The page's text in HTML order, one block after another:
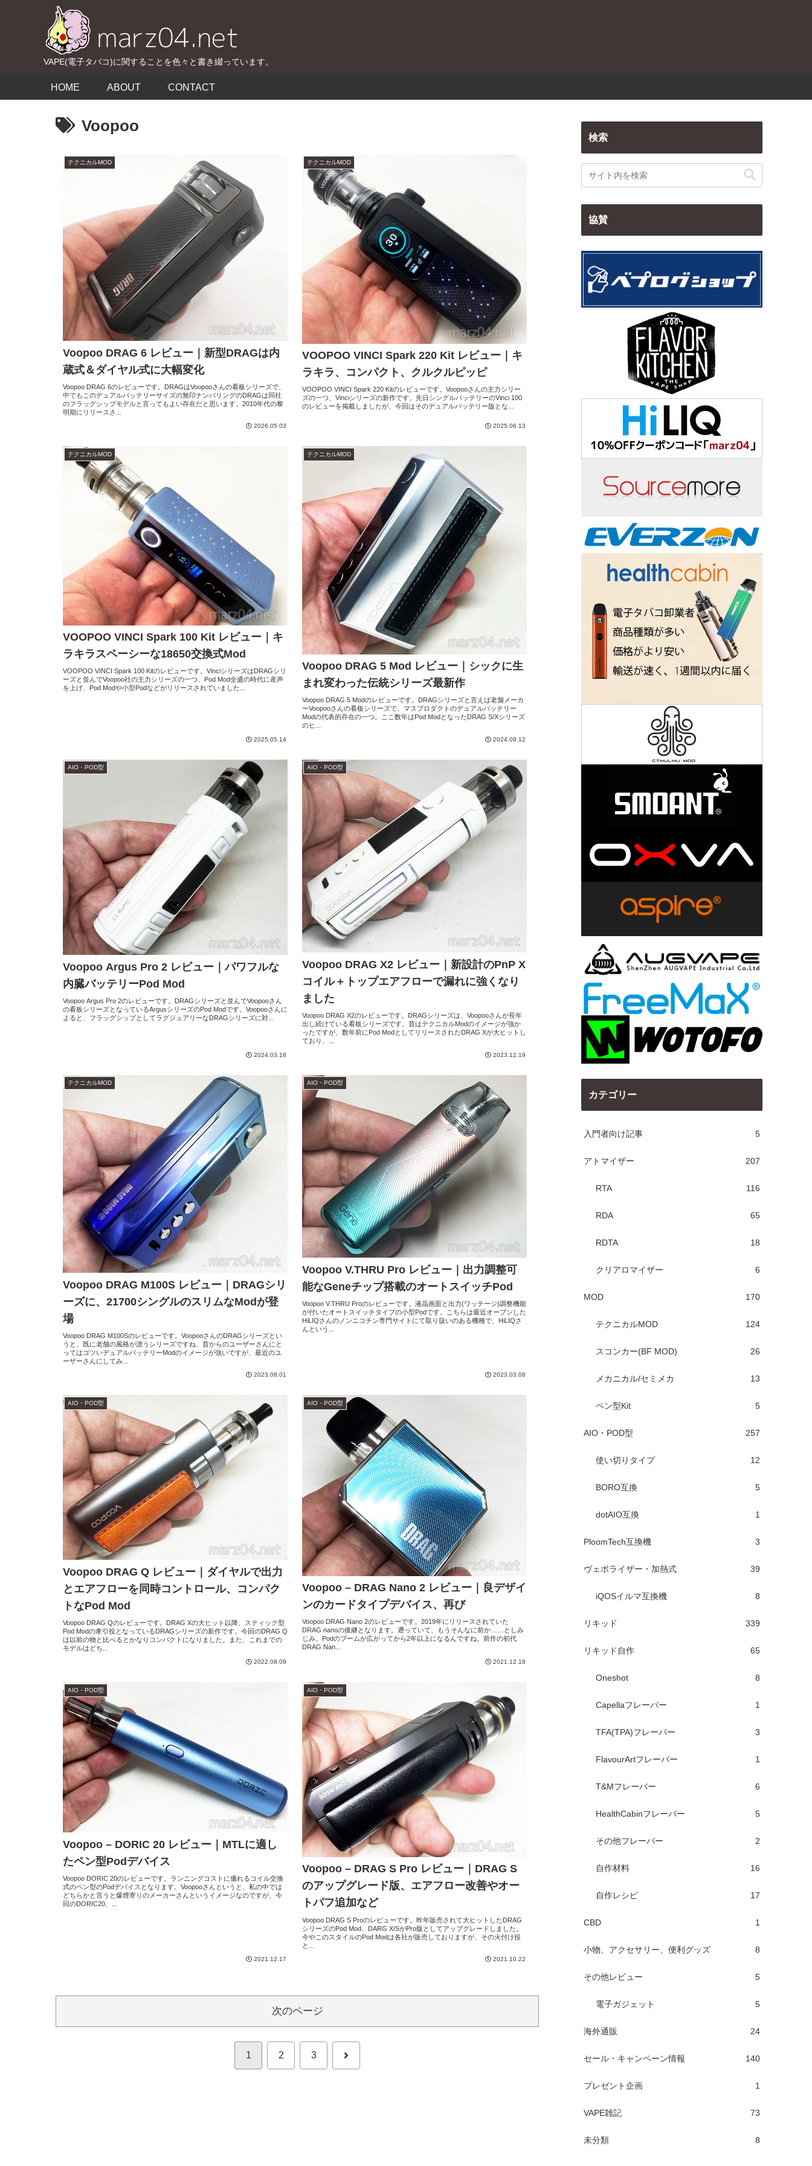
VAPE(電子タバコ)に関することを色々と書き綴っています。
HOME ABOUT CONTACT
Voopoo
テクニカルMOD
Voopoo DRAG 6 レビュー｜新型DRAGは内
蔵式＆ダイヤル式に大幅変化
Voopoo DRAG 6のレビューです。DRAGはVoopooさんの看板シリーズで、
中でもこのデュアルバッテリーサイズの無印ナンバリングのDRAGは同社
のフラッグシップモデルと言ってもよい存在だと思います。2010年代の黎
明期にリリースさ...
2026.05.03
テクニカルMOD
VOOPOO VINCI Spark 220 Kit レビュー｜キ
ラキラ、コンパクト、クルクルピッピ
VOOPOO VINCI Spark 220 Kitのレビューです。Voopooさんの主力シリー
ズの一つ、Vinciシリーズの新作です。先日シングルバッテリーのVinci 100
のレビューを掲載しましたが、今回はそのデュアルバッテリー版とな...
2025.06.13
テクニカルMOD
VOOPOO VINCI Spark 100 Kit レビュー｜キ
ラキラスペーシーな18650交換式Mod
VOOPOO VINCI Spark 100 Kitのレビューです。VinciシリーズはDRAGシリ
ーズと並んでVoopoo社の主力シリーズの一つ、Pod Mod全盛の時代に産声
を上げ、Pod Modや小型Podなどがリリースされていました...
2025.05.14
テクニカルMOD
Voopoo DRAG 5 Mod レビュー｜シックに生
まれ変わった伝統シリーズ最新作
Voopoo DRAG 5 Modのレビューです。DRAGシリーズと言えば老舗メーカ
ーVoopooさんの看板シリーズで、マスプロダクトのデュアルバッテリー
Modの代表的存在の一つ。ここ数年はPod ModとなったDRAG S/Xシリーズ
のヒ...
2024.09.12
AIO・POD型
Voopoo Argus Pro 2 レビュー｜パワフルな
内臓バッテリーPod Mod
Voopoo Argus Pro 2のレビューです。DRAGシリーズと並んでVoopooさん
の看板シリーズとなっているArgusシリーズのPod Modです。Voopooさんに
よると、フラッグシップとしてラグジュアリーなDRAGシリーズに対...
2024.03.18
AIO・POD型
Voopoo DRAG X2 レビュー｜新設計のPnP X
コイル＋トップエアフローで漏れに強くなり
ました
Voopoo DRAG X2のレビューです。DRAGシリーズは、Voopooさんが長年
出し続けている看板シリーズです。昔はテクニカルModのイメージが強か
ったですが、数年前にPod ModとしてリリースされたDRAG Xが大ヒットし
ており、...
2023.12.19
テクニカルMOD
Voopoo DRAG M100S レビュー｜DRAGシリ
ーズに、21700シングルのスリムなModが登
場
Voopoo DRAG M100Sのレビューです。VoopooさんのDRAGシリーズとい
うと、既に老舗の風格が漂うシリーズですね、昔からのユーザーさんにと
ってはゴツいデュアルバッテリーModのイメージが強いですが、最近のユ
ーザーさんにしてみ...
2023.08.01
AIO・POD型
Voopoo V.THRU Pro レビュー｜出力調整可
能なGeneチップ搭載のオートスイッチPod
Voopoo V.THRU Proのレビューです。液晶画面と出力(ワッテージ)調整機能
が付いたオートスイッチタイプの小型Podです。こちらは最近オープンした
HiLIQさんのノンニコチン専門サイトにて取り扱いのある機種で、HiLIQさ
んという...
2023.03.08
AIO・POD型
Voopoo DRAG Q レビュー｜ダイヤルで出力
とエアフローを同時コントロール、コンパク
トなPod Mod
Voopoo DRAG Qのレビューです。DRAG Xの大ヒット以降、スティック型
Pod Modの牽引役となっているDRAGシリーズの新作です。今回のDRAG Q
は以前の物と比べるとかなりコンパクトになりました。また、これまでの
モデルはどち...
2022.08.09
AIO・POD型
Voopoo – DRAG Nano 2 レビュー｜良デザイ
ンのカードタイプデバイス、再び
Voopoo DRAG Nano 2のレビューです。2019年にリリースされていた
DRAG nanoの後継となります。遡っていて、もうそんなに前か……としみ
じみ。Podのブームが広がってから2年以上になるんですね。前作の初代
DRAG Nan...
2021.12.18
AIO・POD型
Voopoo – DORIC 20 レビュー｜MTLに適し
たペン型Podデバイス
Voopoo DORIC 20のレビューです。ランニングコストに優れるコイル交換
式のペン型のPodデバイスとなります。Voopooさんというと、私の中では
どちらかと言うと爆煙寄りのメーカーさんというイメージなのですが、今
回のDORIC20、...
2021.12.17
AIO・POD型
Voopoo – DRAG S Pro レビュー｜DRAG S
のアップグレード版、エアフロー改善やオー
トパフ追加など
Voopoo DRAG S Proのレビューです。昨年販売されて大ヒットしたDRAG
シリーズのPod Mod、DARG X/SがPro版としてアップグレードしました。
今やこのスタイルのPod Modは各社が販売しておりますが、その火付け役
と...
2021.10.22
次のページ
1 2 3 次
検索
協賛
カテゴリー
入門者向け記事 5
アトマイザー 207
RTA 116
RDA 65
RDTA 18
クリアロマイザー 6
MOD 170
テクニカルMOD 124
スコンカー(BF MOD) 26
メカニカル/セミメカ 13
ペン型Kit 5
AIO・POD型 257
使い切りタイプ 12
BORO互換 5
dotAIO互換 1
PloomTech互換機 3
ヴェポライザー・加熱式 39
iQOSイルマ互換機 8
リキッド 339
リキッド自作 65
Oneshot 8
Capellaフレーバー 1
TFA(TPA)フレーバー 3
FlavourArtフレーバー 1
T&Mフレーバー 6
HealthCabinフレーバー 5
その他フレーバー 2
自作材料 16
自作レシピ 17
CBD 1
小物、アクセサリー、便利グッズ 8
その他レビュー 5
電子ガジェット 5
海外通販 24
セール・キャンペーン情報 140
プレゼント企画 1
VAPE雑記 73
未分類 8